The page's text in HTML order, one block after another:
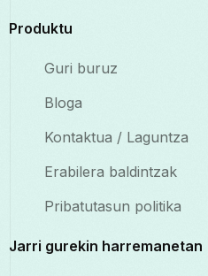
Produktu
Guri buruz
Bloga
Kontaktua / Laguntza
Erabilera baldintzak
Pribatutasun politika
Jarri gurekin harremanetan